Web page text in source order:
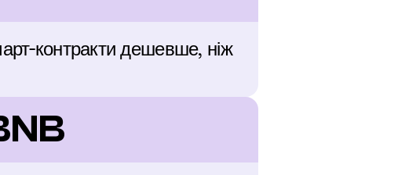
контракти дешевше, ніж